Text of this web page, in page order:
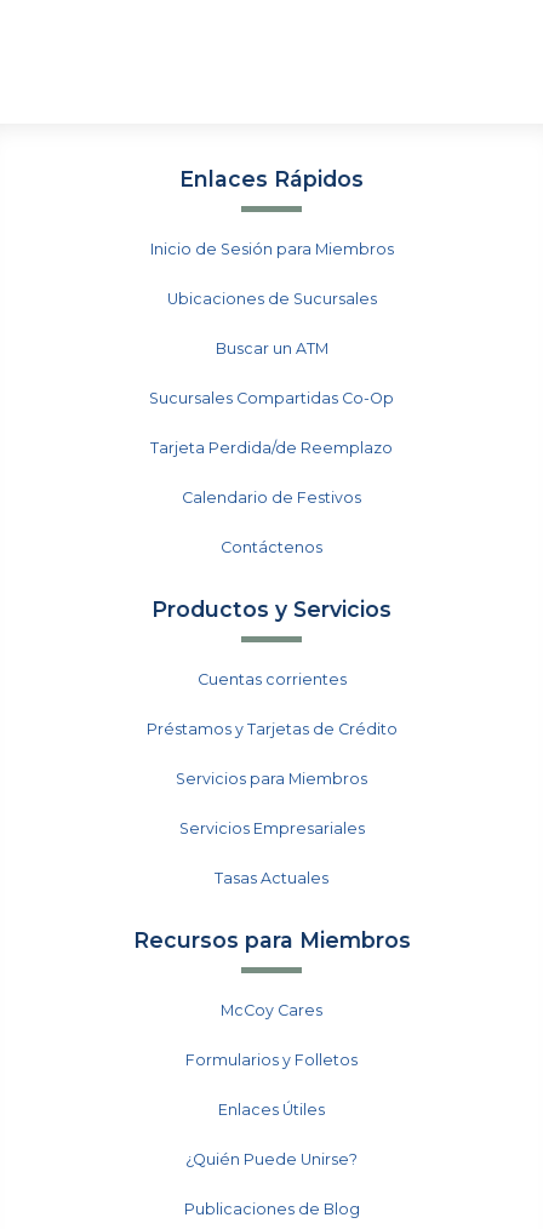
Enlaces Rápidos
Inicio de Sesión para Miembros
Ubicaciones de Sucursales
Buscar un ATM
Sucursales Compartidas Co-Op
Tarjeta Perdida/de Reemplazo
Calendario de Festivos
Contáctenos
Productos y Servicios
Cuentas corrientes
Préstamos y Tarjetas de Crédito
Servicios para Miembros
Servicios Empresariales
Tasas Actuales
Recursos para Miembros
McCoy Cares
Formularios y Folletos
Enlaces Útiles
¿Quién Puede Unirse?
Publicaciones de Blog